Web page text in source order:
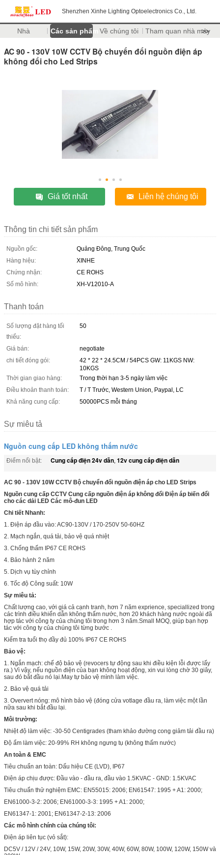
Shenzhen Xinhe Lighting Optoelectronics Co., Ltd.
Nhà Các sản phẩm Về chúng tôi Tham quan nhà máy
>>
AC 90 - 130V 10W CCTV Bộ chuyển đổi nguồn điện áp
không đổi cho Led Strips
Giá tốt nhất Liên hệ chúng tôi
Thông tin chi tiết sản phẩm
Nguồn gốc:
Quảng Đông, Trung Quốc
Hàng hiệu:
XINHE
Chứng nhận:
CE ROHS
Số mô hình:
XH-V12010-A
Thanh toán
Số lượng đặt hàng tối
thiểu:
50
Giá bán:
negotiate
chi tiết đóng gói:
42 * 22 * ​​24.5CM / 54PCS GW: 11KGS NW:
10KGS
Thời gian giao hàng:
Trong thời hạn 3-5 ngày làm việc
Điều khoản thanh toán:
T / T Trước, Western Union, Paypal, LC
Khả năng cung cấp:
50000PCS mỗi tháng
Sự miêu tả
Nguồn cung cấp LED không thấm nước
Điểm nổi bật: Cung cấp điện 24v dẫn, 12v cung cấp điện dẫn
AC 90 - 130V 10W CCTV Bộ chuyển đổi nguồn điện áp cho LED Strips
Nguồn cung cấp CCTV Cung cấp nguồn điện áp không đổi Điện áp biến đổi
cho các dải LED Các mô-đun LED
Chi tiết Nhanh:
1. Điện áp đầu vào: AC90-130V / 170-250V 50-60HZ
2. Mạch ngắn, quá tải, bảo vệ quá nhiệt
3. Chống thấm IP67 CE ROHS
4. Bảo hành 2 năm
5. Dịch vụ tùy chỉnh
6. Tốc độ Công suất: 10W
Sự miêu tả:
Chất lượng cao, với giá cả cạnh tranh, hơn 7 năm exprience, speciallized trong
các trình điều khiển dẫn không thấm nước, hơn 20 khách hàng nước ngoài đã
hợp tác với công ty của chúng tôi trong hơn 3 năm.Small MOQ, giúp bạn hợp
tác với công ty của chúng tôi từng bước .
Kiểm tra tuổi thọ đầy đủ 100% IP67 CE ROHS
Bảo vệ:
1. Ngắn mạch: chế độ bảo vệ (revocers tự động sau khi điều kiện lỗi được lấy
ra.) Vì vậy, nếu nguồn điện của bạn không hoạt động, xin vui lòng chờ 30 giây,
sau đó bắt đầu nó lại.May tự bảo vệ mình làm việc.
2. Bảo vệ quá tải
3. Oververt nóng: mô hình bảo vệ (đóng cửa votlage đầu ra, làm việc một lần
nữa sau khi bắt đầu lại.
Môi trường:
Nhiệt độ làm việc: -30-50 Centigrades (tham khảo đường cong giảm tải đầu ra)
Độ ẩm làm việc: 20-99% RH không ngưng tụ (không thấm nước)
An toàn & EMC
Tiêu chuẩn an toàn: Dấu hiệu CE (LVD), IP67
Điện áp chịu được: Đầu vào - đầu ra, đầu vào 1.5KVAC - GND: 1.5KVAC
Tiêu chuẩn thử nghiệm EMC: EN55015: 2006; EN61547: 1995 + A1: 2000;
EN61000-3-2: 2006; EN61000-3-3: 1995 + A1: 2000;
EN61347-1: 2001; EN61347-2-13: 2006
Các mô hình chính của chúng tôi:
Điện áp liên tục (vỏ sắt):
DC5V / 12V / 24V, 10W, 15W, 20W, 30W, 40W, 60W, 80W, 100W, 120W, 150W và